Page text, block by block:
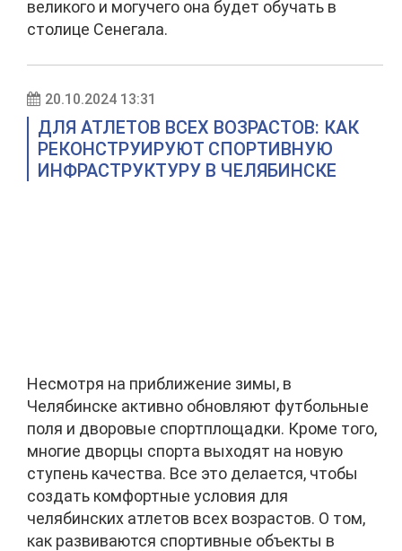
великого и могучего она будет обучать в
столице Сенегала.
20.10.2024 13:31
ДЛЯ АТЛЕТОВ ВСЕХ ВОЗРАСТОВ: КАК
РЕКОНСТРУИРУЮТ СПОРТИВНУЮ
ИНФРАСТРУКТУРУ В ЧЕЛЯБИНСКЕ
Несмотря на приближение зимы, в
Челябинске активно обновляют футбольные
поля и дворовые спортплощадки. Кроме того,
многие дворцы спорта выходят на новую
ступень качества. Все это делается, чтобы
создать комфортные условия для
челябинских атлетов всех возрастов. О том,
как развиваются спортивные объекты в